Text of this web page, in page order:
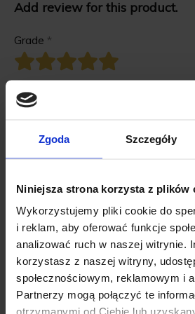
Zgoda Szczegóły
Niniejsza strona korzysta z plików
Wykorzystujemy pliki cookie do
i reklam, aby oferować funkcje
analizować ruch w naszej witrynie.
korzystasz z naszej witryny,
społecznościowym, reklamowym i
Partnerzy mogą połączyć te
otrzymanymi od Ciebie lub
Add review for this product.
Grade *
First name
Review title*
Add review